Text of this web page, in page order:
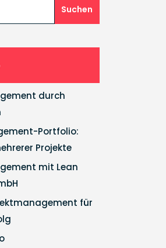
Suchen
durch
Portfolio:
Projekte
mit Lean
für